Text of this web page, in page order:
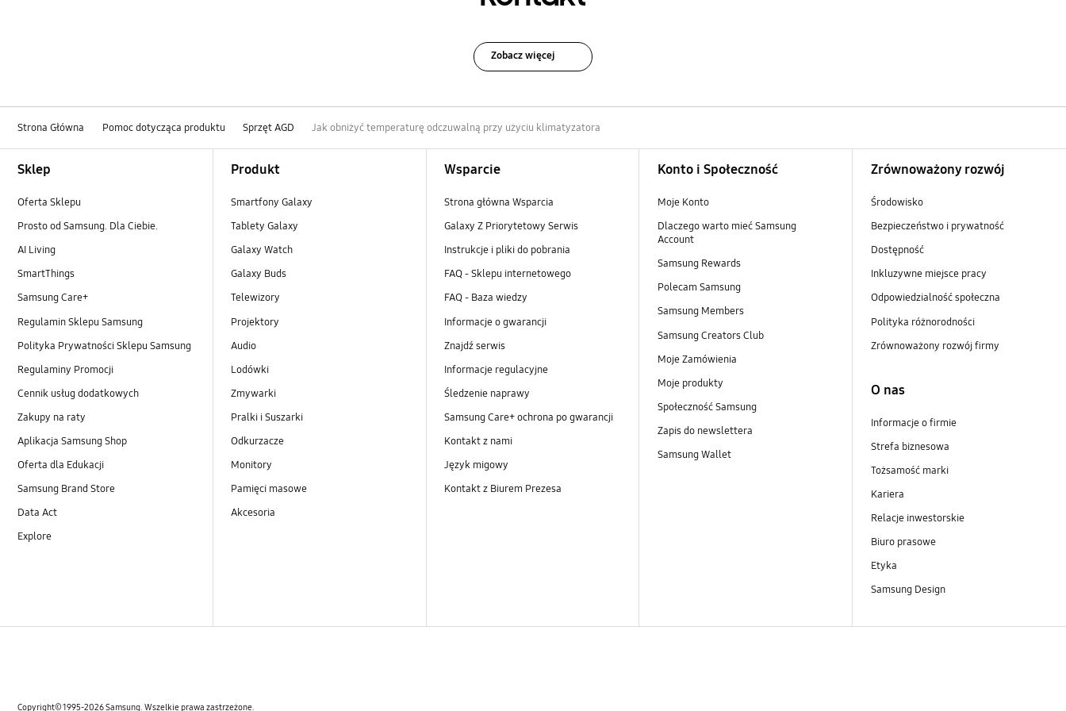
Zobacz więcej
Strona Główna Pomoc dotycząca produktu Sprzęt AGD Jak obniżyć temperaturę odczuwalną przy użyciu klimatyzatora
Sklep
Oferta Sklepu
Prosto od Samsung. Dla Ciebie.
AI Living
SmartThings
Samsung Care+
Regulamin Sklepu Samsung
Polityka Prywatności Sklepu Samsung
Regulaminy Promocji
Cennik usług dodatkowych
Zakupy na raty
Aplikacja Samsung Shop
Oferta dla Edukacji
Samsung Brand Store
Data Act
Explore
Produkt
Smartfony Galaxy
Tablety Galaxy
Galaxy Watch
Galaxy Buds
Telewizory
Projektory
Audio
Lodówki
Zmywarki
Pralki i Suszarki
Odkurzacze
Monitory
Pamięci masowe
Akcesoria
Wsparcie
Strona główna Wsparcia
Galaxy Z Priorytetowy Serwis
Instrukcje i pliki do pobrania
FAQ - Sklepu internetowego
FAQ - Baza wiedzy
Informacje o gwarancji
Znajdź serwis
Informacje regulacyjne
Śledzenie naprawy
Samsung Care+ ochrona po gwarancji
Kontakt z nami
Język migowy
Kontakt z Biurem Prezesa
Konto i Społeczność
Moje Konto
Dlaczego warto mieć Samsung
Account
Samsung Rewards
Polecam Samsung
Samsung Members
Samsung Creators Club
Moje Zamówienia
Moje produkty
Społeczność Samsung
Zapis do newslettera
Samsung Wallet
Zrównoważony rozwój
Środowisko
Bezpieczeństwo i prywatność
Dostępność
Inkluzywne miejsce pracy
Odpowiedzialność społeczna
Polityka różnorodności
Zrównoważony rozwój firmy
O nas
Informacje o firmie
Strefa biznesowa
Tożsamość marki
Kariera
Relacje inwestorskie
Biuro prasowe
Etyka
Samsung Design
Copyright© 1995-2026 Samsung. Wszelkie prawa zastrzeżone.